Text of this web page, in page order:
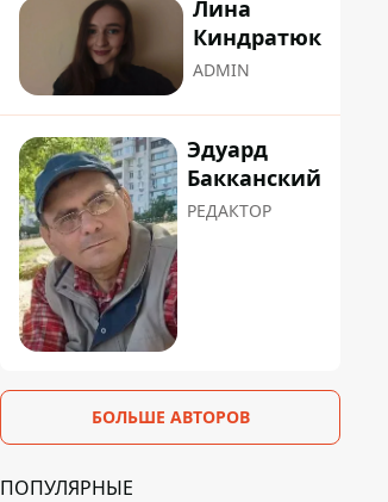
Лина
Киндратюк
ADMIN
Эдуард
Бакканский
РЕДАКТОР
БОЛЬШЕ АВТОРОВ
ПОПУЛЯРНЫЕ